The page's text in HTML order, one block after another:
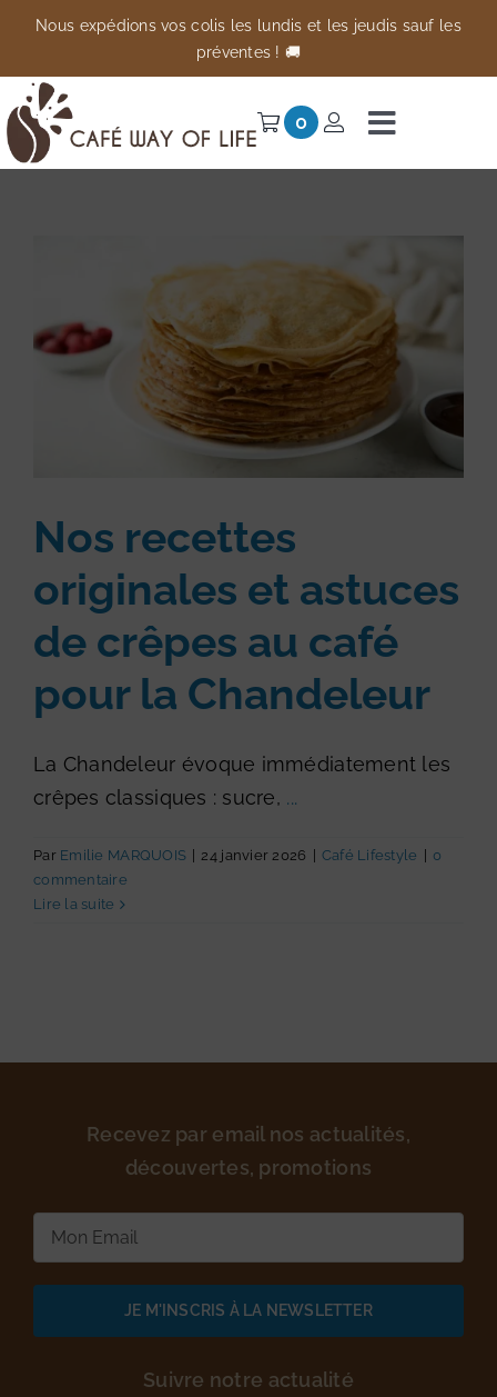
Passer
contenu
Nous expédions vos colis les lundis et les jeudis sauf les
préventes ! 🚚
0
à
À propos
Nos recettes
originales et astuces
de crêpes au café
pour la Chandeleur
La Chandeleur évoque immédiatement les
crêpes classiques : sucre, ...
Par Emilie MARQUOIS 24 janvier 2026 Café Lifestyle
0
commentaire
Lire la suite
Recevez par email nos actualités,
découvertes, promotions
Suivre notre actualité